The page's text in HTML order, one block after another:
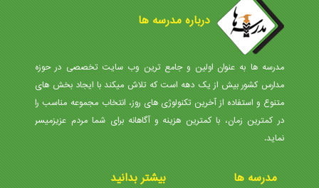
درباره مدرسه ها
مدرسه ها به عنوان اولین و جامع ترین وب سایت تخصصی در حوزه
مدارس کشور بیش از یک دهه است که تلاش میکند با ایجاد بخش های
متنوع و استفاده از آخرین تکنولوژی های روز، انتخاب مجموعه مناسب را
در کمترین زمان، با کمترین هزینه و آگاهانه برای شما مردم عزیزمیسر
نماید.
مدرسه ها بیشتر بدانید